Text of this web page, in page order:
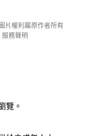
片權利屬原作者所有
服務聲明
覽。